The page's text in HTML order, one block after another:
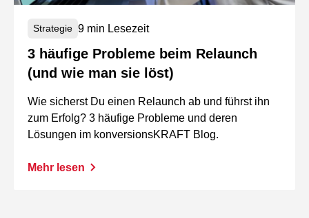
Strategie 9 min Lesezeit
3 häufige Probleme beim Relaunch
(und wie man sie löst)
Wie sicherst Du einen Relaunch ab und führst ihn
zum Erfolg? 3 häufige Probleme und deren
Lösungen im konversionsKRAFT Blog.
Mehr lesen